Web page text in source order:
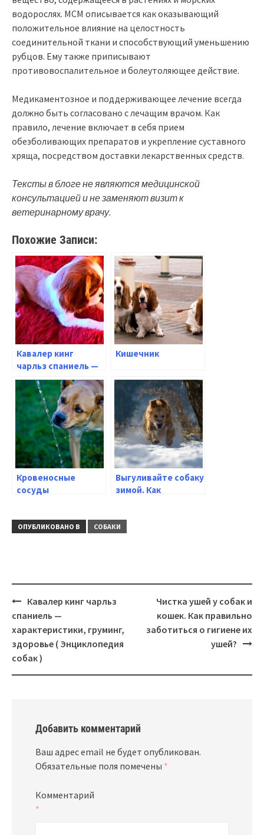
водорослях. МСМ описывается как оказывающий
положительное влияние на целостность
соединительной ткани и способствующий уменьшению
рубцов. Ему также приписывают
противовоспалительное и болеутоляющее действие.
Медикаментозное и поддерживающее лечение всегда
должно быть согласовано с лечащим врачом. Как
правило, лечение включает в себя прием
обезболивающих препаратов и укрепление суставного
хряща, посредством доставки лекарственных средств.
Тексты в блоге не являются медицинской
консультацией и не заменяют визит к
ветеринарному врачу.
Похожие Записи:
Кавалер кинг
чарльз спаниель —
характеристики,
груминг, здоровье (
Энциклопедия
собак )
Кишечник
Кровеносные
сосуды
Выгуливайте собаку
зимой. Как
ОПУБЛИКОВАНО В СОБАКИ
Навигация
Кавалер кинг чарльз
спаниель —
характеристики, груминг,
здоровье ( Энциклопедия
собак )
Чистка ушей у собак и
кошек. Как правильно
заботиться о гигиене их
ушей?
Добавить комментарий
Ваш адрес email не будет опубликован.
Обязательные поля помечены *
Комментарий
*